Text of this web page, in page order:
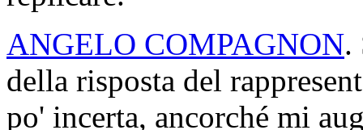
ANGELO COMPAGNON.
della risposta del
po' incerta, ancorché mi